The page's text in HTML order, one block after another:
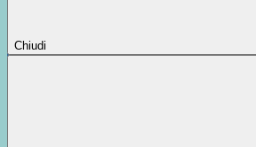
Chiudi